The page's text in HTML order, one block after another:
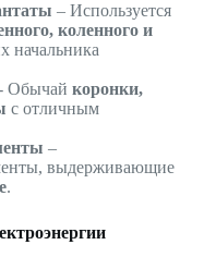
– Используется
коленного и
начальника
Обычай коронки,
с отличным
–
выдерживающие
.